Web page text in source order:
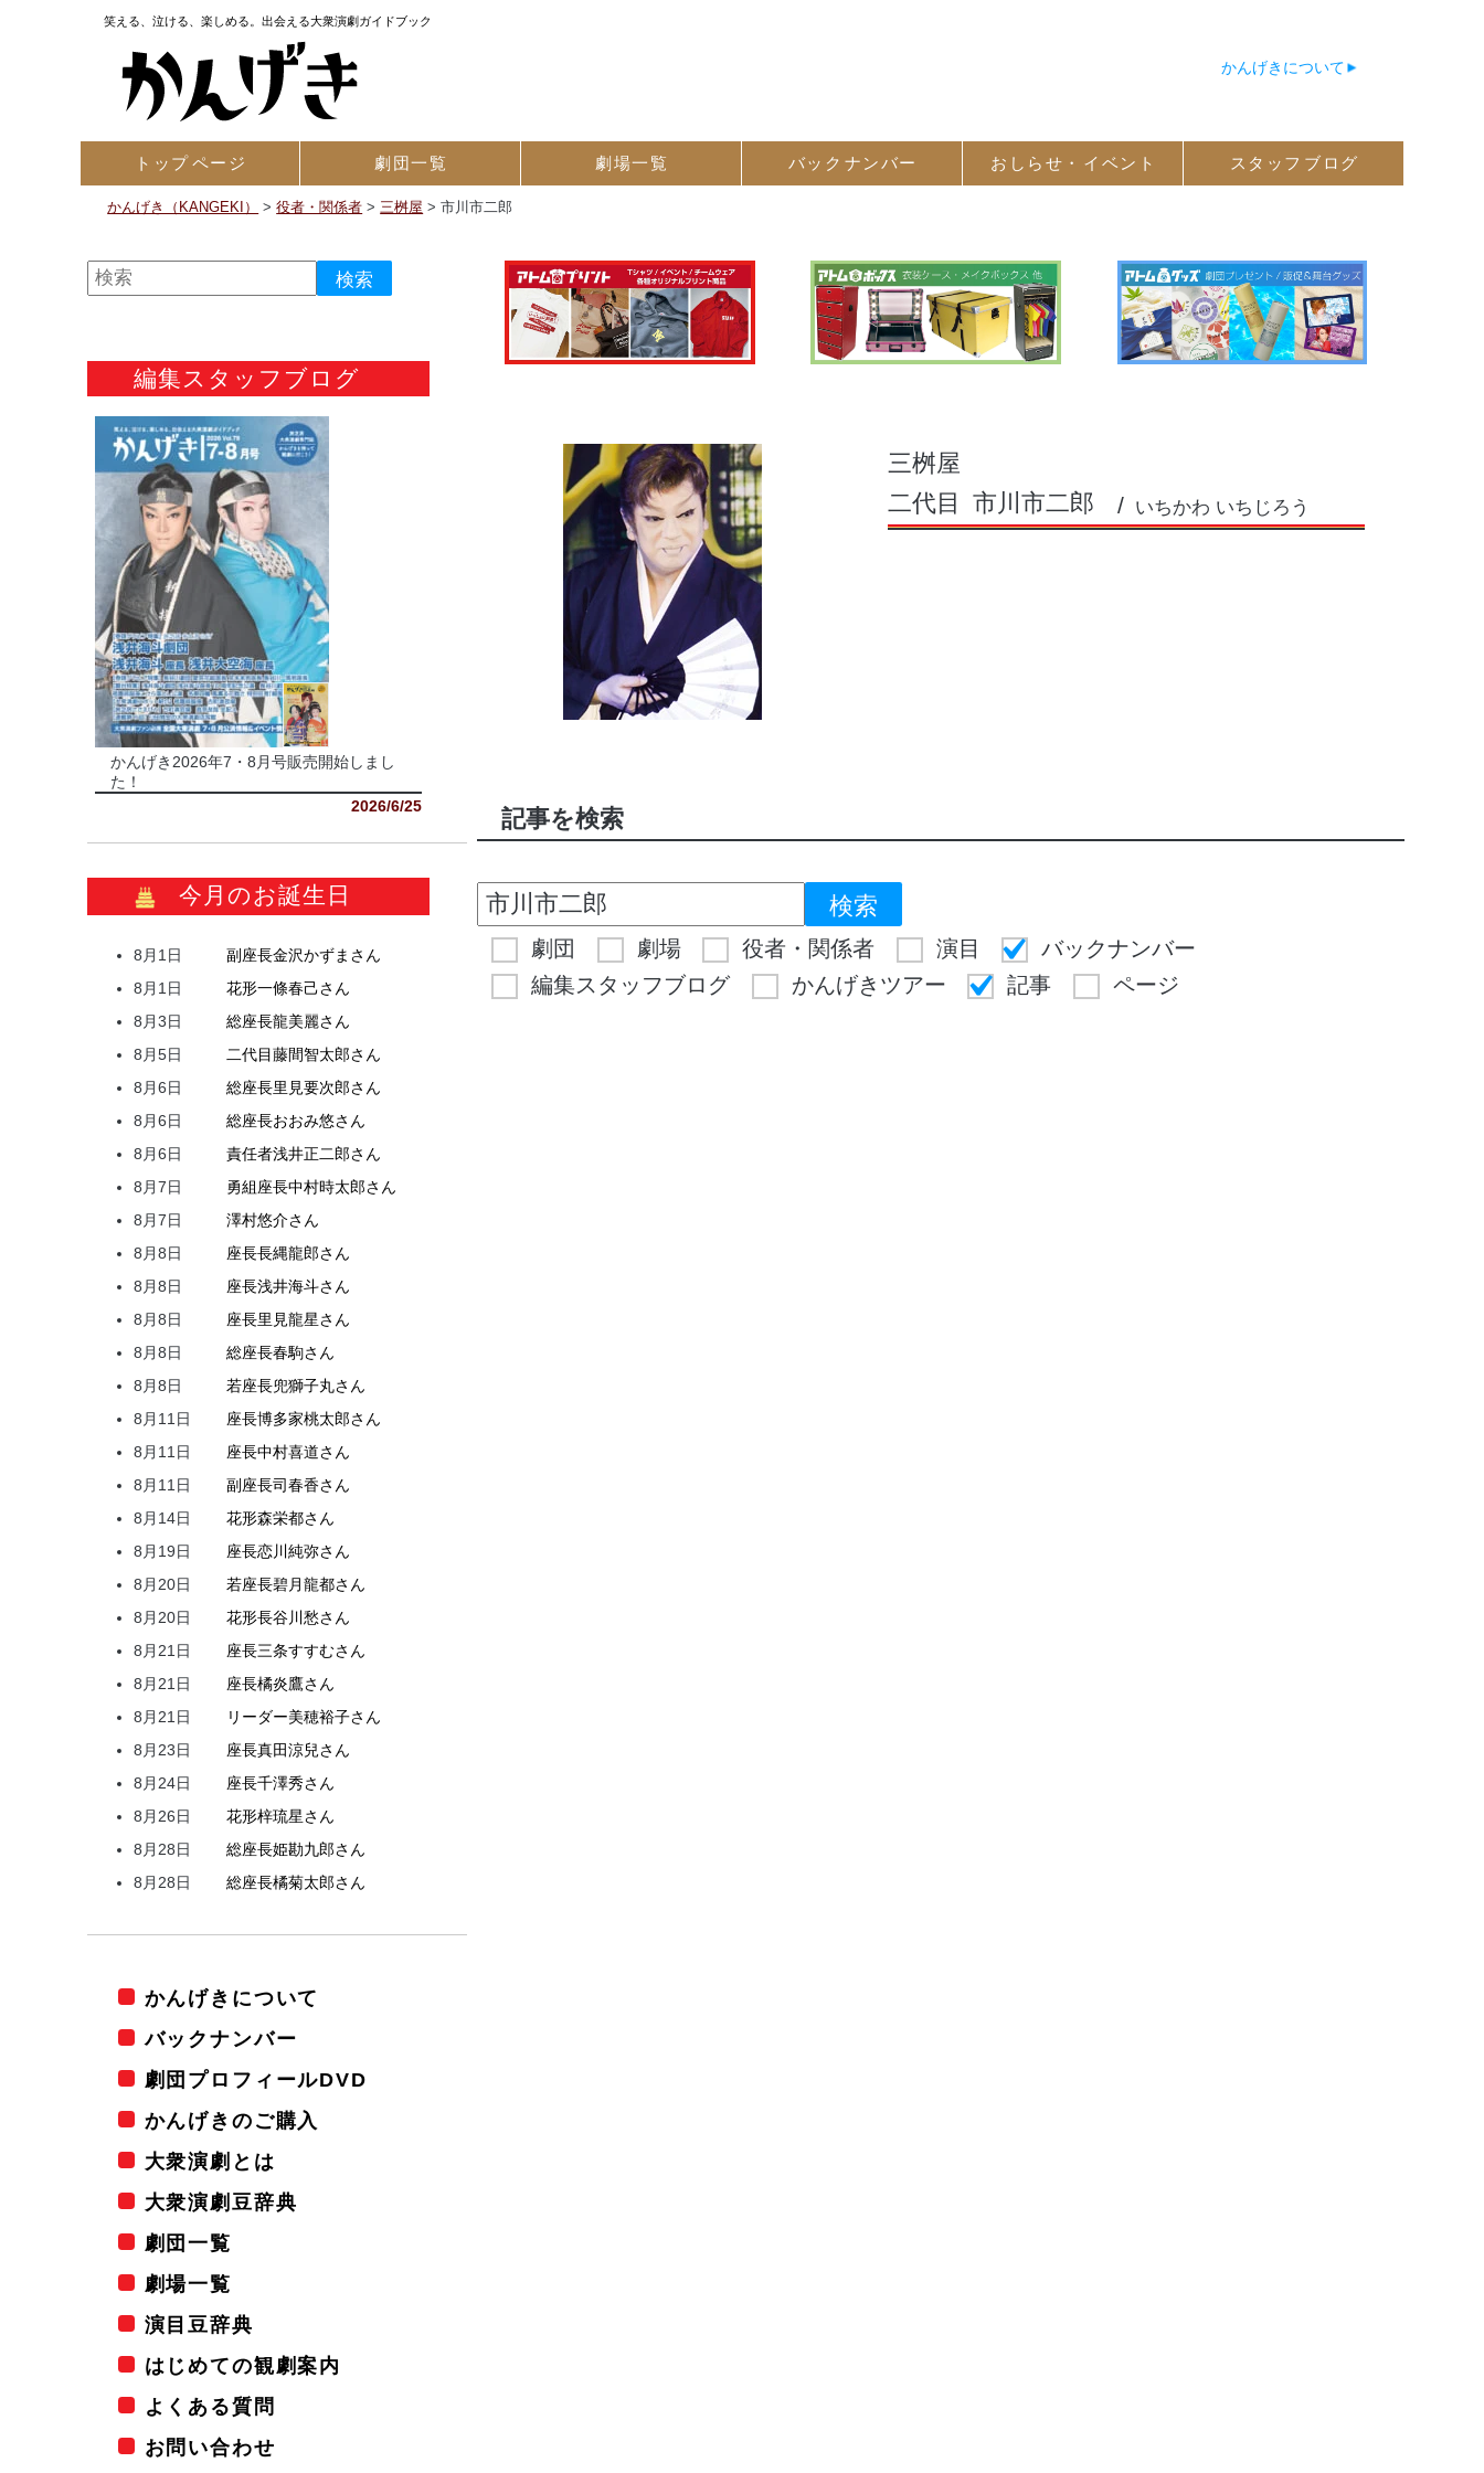
笑える、泣ける、楽しめる。出会える大衆演劇ガイドブック
かんげきについて
トップページ 劇団一覧 劇場一覧 バック ナンバー おしらせ・ イベント スタッフ ブログ
かんげき（KANGEKI） >役者・関係者 >三桝屋 >市川市二郎
三桝屋
二代目 市川市二郎 いちかわ いちじろう
記事を検索
劇団 劇場 役者・関係者 演目
バックナンバー
編集スタッフブログ
かんげきツアー 記事 ページ
編集スタッフブログ
かんげき2026年7・8月号販売開始しまし
た！
2026/6/25
今月のお誕生日
8月1日 副座長金沢かずま さん
8月1日
花形一條春己さん
8月3日
総座長龍美麗さん
8月5日
二代目藤間智太郎さん
8月6日
総座長里見要次郎さん
8月6日
総座長おおみ悠さん
8月6日
責任者浅井正二郎さん
8月7日
勇組座長中村時太郎さん
8月7日
澤村悠介さん
8月8日
座長長縄龍郎さん
8月8日
座長浅井海斗さん
8月8日
座長里見龍星さん
8月8日
総座長春駒さん
8月8日
若座長兜獅子丸さん
8月11日
座長博多家桃太郎さん
8月11日
座長中村喜道さん
8月11日
副座長司春香さん
8月14日
花形森栄都さん
8月19日
座長恋川 純弥さん
8月20日
若座長碧月龍都さん
8月20日
花形長谷川 愁さん
8月21日
座長三条すすむさん
8月21日
座長橘炎鷹さん
8月21日
リーダー美穂裕子さん
8月23日
座長真田涼兒さん
8月24日
座長千澤秀さん
8月26日
花形梓琉星さん
8月28日
総座長姫勘九郎さん
8月28日
総座長橘菊太郎さん
かんげきについて
バックナンバー
劇団プロフィールDVD
かんげきのご購入
大衆演劇とは
大衆演劇豆辞典
劇団一覧
劇場一覧
演目豆辞典
はじめての観劇案内
よくある質問
お問い合わせ